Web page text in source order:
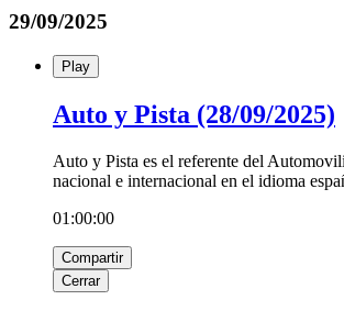
29/09/2025
Play
Auto y Pista (28/09/2025)
Auto y Pista es el referente del
nacional e internacional en el idioma
01:00:00
Compartir
Cerrar